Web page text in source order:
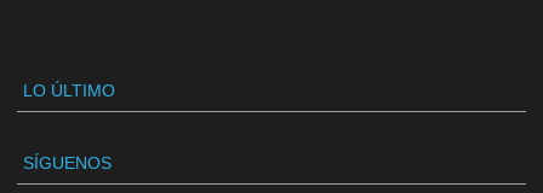
LO ÚLTIMO
SÍGUENOS